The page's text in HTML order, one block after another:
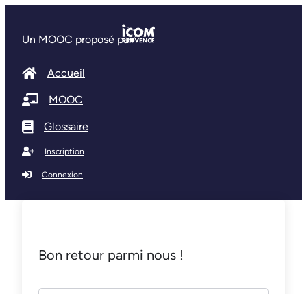
Un MOOC proposé par
Accueil
MOOC
Glossaire
Inscription
Connexion
Bon retour parmi nous !